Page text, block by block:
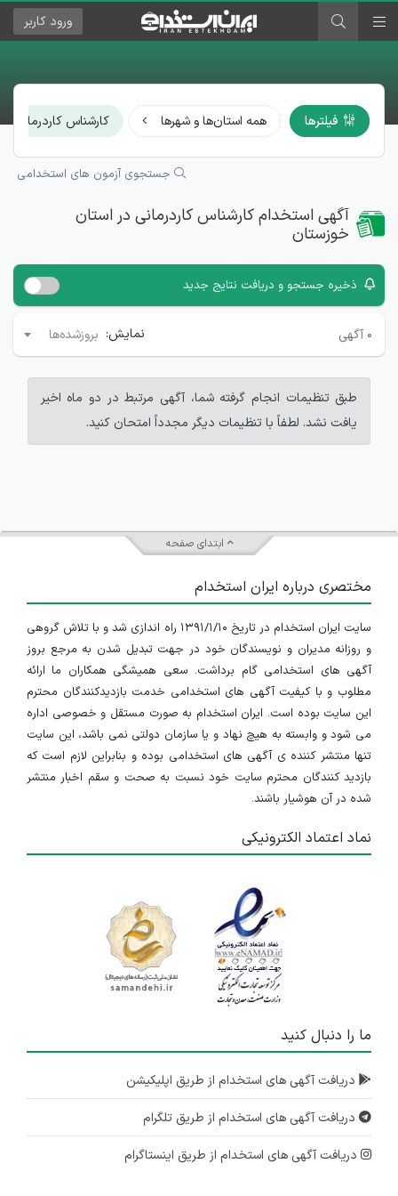
ورود کاربر
فیلترها همه استان‌ها و شهرها کارشناس کاردرمانی
جستجوی آزمون های استخدامی
آگهی استخدام کارشناس کاردرمانی در استان
خوزستان
ذخیره جستجو و دریافت نتایج جدید
۰ آگهی نمایش: بروزشده‌ها
طبق تنظیمات انجام گرفته شما، آگهی مرتبط در دو ماه اخیر
یافت نشد. لطفاً با تنظیمات دیگر مجدداً امتحان کنید.
ابتدای صفحه
مختصری درباره ایران استخدام
سایت ایران استخدام در تاریخ ۱۳۹۱/۱/۱۰ راه اندازی شد و با تلاش گروهی
و روزانه مدیران و نویسندگان خود در جهت تبدیل شدن به مرجع بروز
آگهی های استخدامی گام برداشت. سعی همیشگی همکاران ما ارائه
مطلوب و با کیفیت آگهی های استخدامی خدمت بازدیدکنندگان محترم
این سایت بوده است. ایران استخدام به صورت مستقل و خصوصی اداره
می شود و وابسته به هیچ نهاد و یا سازمان دولتی نمی باشد، این سایت
تنها منتشر کننده ی آگهی های استخدامی بوده و بنابراین لازم است که
بازدید کنندگان محترم سایت خود نسبت به صحت و سقم اخبار منتشر
شده در آن هوشیار باشند.
نماد اعتماد الکترونیکی
ما را دنبال کنید
دریافت آگهی های استخدام از طریق اپلیکیشن
دریافت آگهی های استخدام از طریق تلگرام
دریافت آگهی های استخدام از طریق اینستاگرام